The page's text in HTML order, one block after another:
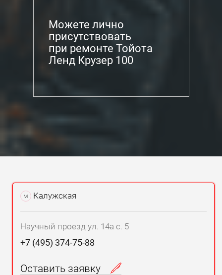
Можете лично
присутствовать
при ремонте Тойота
Ленд Крузер 100
м Калужская
Научный проезд ул. 14а с. 5
+7 (495) 374-75-88
Оставить заявку